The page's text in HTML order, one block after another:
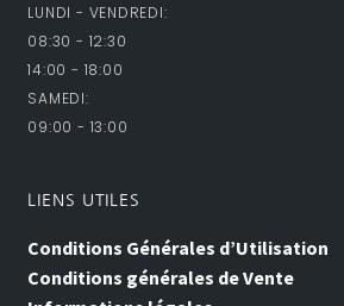
LUNDI - VENDREDI:
08:30 - 12:30
14:00 - 18:00
SAMEDI:
09:00 - 13:00
LIENS UTILES
Conditions Générales d’Utilisation
Conditions générales de Vente